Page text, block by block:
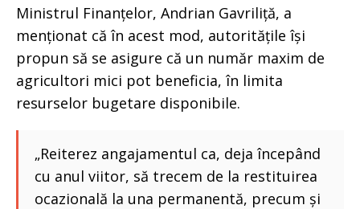
Ministrul Finanțelor, Andrian Gavriliță, a
menționat că în acest mod, autoritățile își
propun să se asigure că un număr maxim de
agricultori mici pot beneficia, în limita
resurselor bugetare disponibile.
„Reiterez angajamentul ca, deja începând
cu anul viitor, să trecem de la restituirea
ocazională la una permanentă, precum și